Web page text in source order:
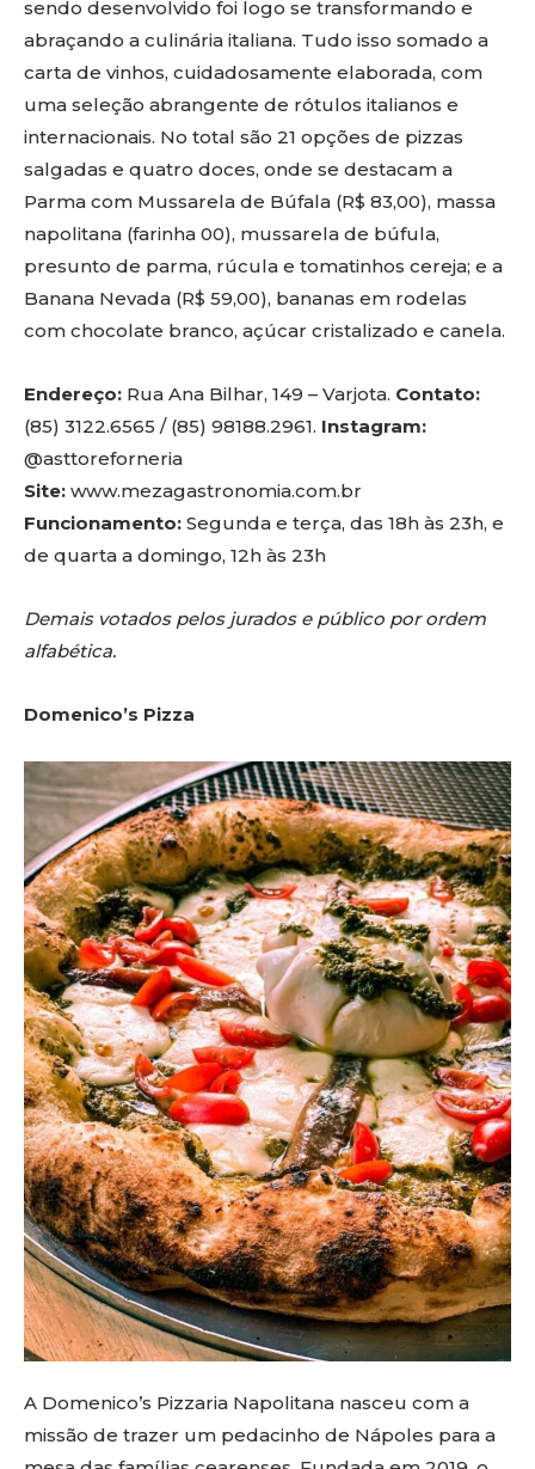
sendo desenvolvido foi logo se transformando e
abraçando a culinária italiana. Tudo isso somado a
carta de vinhos, cuidadosamente elaborada, com
uma seleção abrangente de rótulos italianos e
internacionais. No total são 21 opções de pizzas
salgadas e quatro doces, onde se destacam a
Parma com Mussarela de Búfala (R$ 83,00), massa
napolitana (farinha 00), mussarela de búfula,
presunto de parma, rúcula e tomatinhos cereja; e a
Banana Nevada (R$ 59,00), bananas em rodelas
com chocolate branco, açúcar cristalizado e canela.
Endereço: Rua Ana Bilhar, 149 – Varjota. Contato:
(85) 3122.6565 / (85) 98188.2961. Instagram:
@asttoreforneria
Site: www.mezagastronomia.com.br
Funcionamento: Segunda e terça, das 18h às 23h, e
de quarta a domingo, 12h às 23h
Demais votados pelos jurados e público por ordem
alfabética.
Domenico’s Pizza
A Domenico’s Pizzaria Napolitana nasceu com a
missão de trazer um pedacinho de Nápoles para a